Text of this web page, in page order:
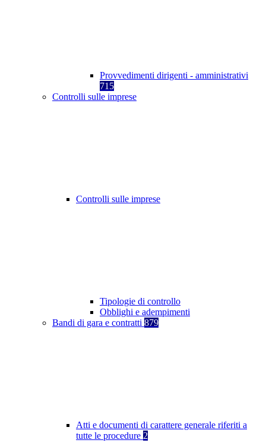
Provvedimenti dirigenti - amministrativi
715
Controlli sulle imprese
Controlli sulle imprese
Tipologie di controllo
Obblighi e adempimenti
Bandi di gara e contratti 879
Atti e documenti di carattere generale riferiti a
tutte le procedure 2